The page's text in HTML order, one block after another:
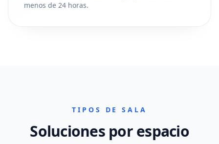
menos de 24 horas.
TIPOS DE SALA
Soluciones por espacio